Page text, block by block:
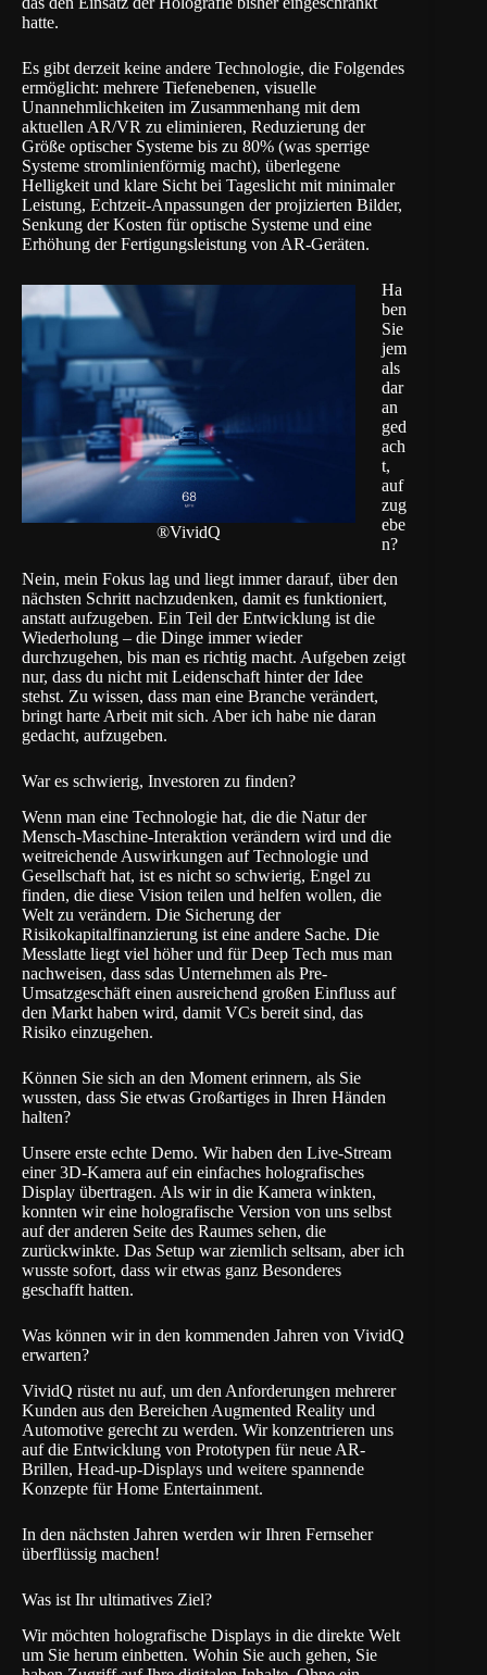
hatte.
Es gibt derzeit keine andere Technologie, die Folgendes
ermöglicht: mehrere Tiefenebenen, visuelle
Unannehmlichkeiten im Zusammenhang mit dem
aktuellen AR/VR zu eliminieren, Reduzierung der
Größe optischer Systeme bis zu 80% (was sperrige
Systeme stromlinienförmig macht), überlegene
Helligkeit und klare Sicht bei Tageslicht mit minimaler
Leistung, Echtzeit-Anpassungen der projizierten Bilder,
Senkung der Kosten für optische Systeme und eine
Erhöhung der Fertigungsleistung von AR-Geräten.
®VividQ
Ha
ben
Sie
jem
als
dar
an
ged
ach
t,
auf
zug
ebe
n?
Nein, mein Fokus lag und liegt immer darauf, über den
nächsten Schritt nachzudenken, damit es funktioniert,
anstatt aufzugeben. Ein Teil der Entwicklung ist die
Wiederholung – die Dinge immer wieder
durchzugehen, bis man es richtig macht. Aufgeben zeigt
nur, dass du nicht mit Leidenschaft hinter der Idee
stehst. Zu wissen, dass man eine Branche verändert,
bringt harte Arbeit mit sich. Aber ich habe nie daran
gedacht, aufzugeben.
War es schwierig, Investoren zu finden?
Wenn man eine Technologie hat, die die Natur der
Mensch-Maschine-Interaktion verändern wird und die
weitreichende Auswirkungen auf Technologie und
Gesellschaft hat, ist es nicht so schwierig, Engel zu
finden, die diese Vision teilen und helfen wollen, die
Welt zu verändern. Die Sicherung der
Risikokapitalfinanzierung ist eine andere Sache. Die
Messlatte liegt viel höher und für Deep Tech mus man
nachweisen, dass sdas Unternehmen als Pre-
Umsatzgeschäft einen ausreichend großen Einfluss auf
den Markt haben wird, damit VCs bereit sind, das
Risiko einzugehen.
Können Sie sich an den Moment erinnern, als Sie
wussten, dass Sie etwas Großartiges in Ihren Händen
halten?
Unsere erste echte Demo. Wir haben den Live-Stream
einer 3D-Kamera auf ein einfaches holografisches
Display übertragen. Als wir in die Kamera winkten,
konnten wir eine holografische Version von uns selbst
auf der anderen Seite des Raumes sehen, die
zurückwinkte. Das Setup war ziemlich seltsam, aber ich
wusste sofort, dass wir etwas ganz Besonderes
geschafft hatten.
Was können wir in den kommenden Jahren von VividQ
erwarten?
VividQ rüstet nu auf, um den Anforderungen mehrerer
Kunden aus den Bereichen Augmented Reality und
Automotive gerecht zu werden. Wir konzentrieren uns
auf die Entwicklung von Prototypen für neue AR-
Brillen, Head-up-Displays und weitere spannende
Konzepte für Home Entertainment.
In den nächsten Jahren werden wir Ihren Fernseher
überflüssig machen!
Was ist Ihr ultimatives Ziel?
Wir möchten holografische Displays in die direkte Welt
um Sie herum einbetten. Wohin Sie auch gehen, Sie